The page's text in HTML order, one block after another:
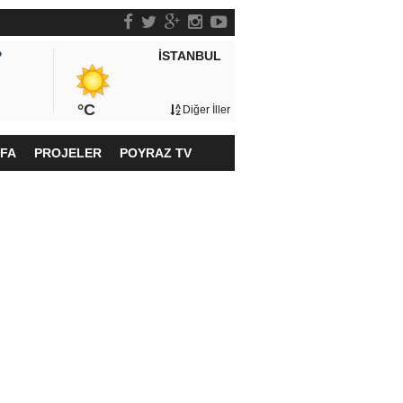
İSTANBUL
°C Diğer İller
PROJELER POYRAZ TV